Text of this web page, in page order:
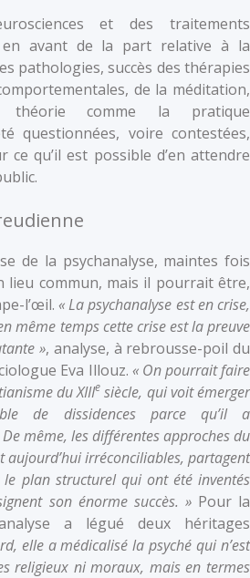
et des traitements
en avant de la part relative à la
pathologies, succès des thérapies
de la méditation,
théorie comme la pratique
questionnées, voire contestées,
qu’il est possible d’en attendre
de la psychanalyse, maintes fois
lieu commun, mais il pourrait être,
l’œil. « La psychanalyse est en crise,
même temps cette crise est la preuve
», analyse, à rebrousse-poil du
Eva Illouz. « On pourrait faire
du XIIIe siècle, qui voit émerger
de dissidences parce qu’il a
même, les différentes approches du
aujourd’hui irréconciliables, partagent
plan structurel qui ont été inventés
son énorme succès. » Pour la
a légué deux héritages
elle a médicalisé la psyché qui n’est
religieux ni moraux, mais en termes